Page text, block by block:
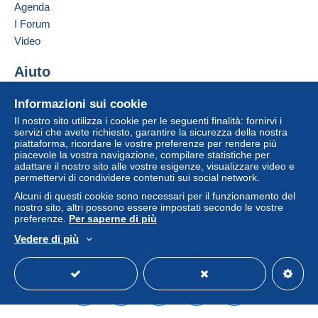
Un pagamento non effettuato tramite
pagamento integrato nel sito
dell'acquirente.
clausole relative al pagamento, queste sono da
considerarsi nulle e non dovute. Le condizioni di
pagamento del sito Delcampe, definite nelle
condizioni d'uso, sono le uniche applicabili.
Gli acquisti devono essere pagati entro14 giorni
venditore.
Garanzia:
Diritto di recesso
dell'acquirente.
Per conoscere i termini per il reso e per il rimborso
consulta la Carta Delcampe
Aggiungere questo venditore ai preferiti
Informazioni sui cookie
Il nostro sito utilizza i cookie per le seguenti finalità: fornirvi i
servizi che avete richiesto, garantire la sicurezza della nostra
piattaforma, ricordare le vostre preferenze per rendere più
piacevole la vostra navigazione, compilare statistiche per
adattare il nostro sito alle vostre esigenze, visualizzare video e
permettervi di condividere contenuti sui social network.
Alcuni di questi cookie sono necessari per il funzionamento del
nostro sito, altri possono essere impostati secondo le vostre
preferenze. Per saperne di più
Vedere di più
Agenda
I Forum
Video
Aiuto
Acquistare su Delcampe
Vendere su Delcampe
Un sito sicuro